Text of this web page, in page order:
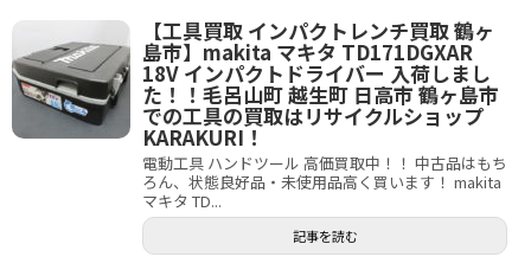
【工具買取 インパクトレンチ買取 鶴ヶ
島市】makita マキタ TD171DGXAR
18V インパクトドライバー 入荷しまし
た！！毛呂山町 越生町 日高市 鶴ヶ島市
での工具の買取はリサイクルショップ
KARAKURI！
電動工具 ハンドツール 高価買取中！！ 中古品はもち
ろん、状態良好品・未使用品高く買います！ makita
マキタ TD...
記事を読む